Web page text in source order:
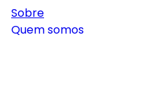
Sobre
Quem somos